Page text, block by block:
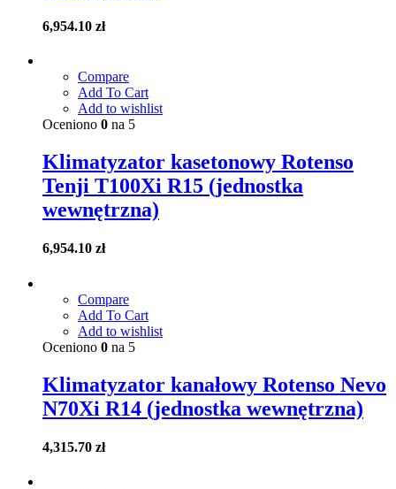
6,954.10 zł
Compare
Add To Cart
Add to wishlist
Oceniono 0 na 5
Klimatyzator kasetonowy Rotenso
Tenji T100Xi R15 (jednostka
wewnętrzna)
6,954.10 zł
Compare
Add To Cart
Add to wishlist
Oceniono 0 na 5
Klimatyzator kanałowy Rotenso Nevo
N70Xi R14 (jednostka wewnętrzna)
4,315.70 zł